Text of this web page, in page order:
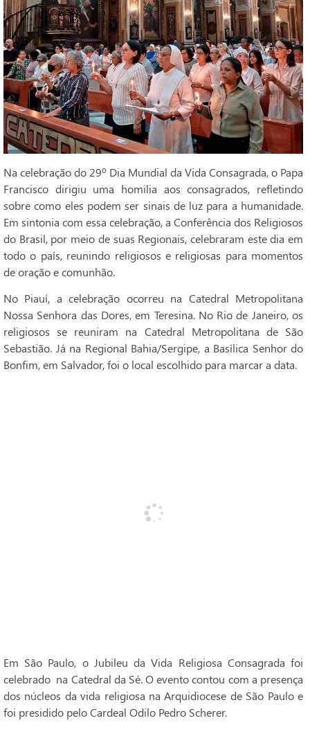
Na celebração do 29º Dia Mundial da Vida Consagrada, o Papa
Francisco dirigiu uma homilia aos consagrados, refletindo
sobre como eles podem ser sinais de luz para a humanidade.
Em sintonia com essa celebração, a Conferência dos Religiosos
do Brasil, por meio de suas Regionais, celebraram este dia em
todo o país, reunindo religiosos e religiosas para momentos
de oração e comunhão.
No Piauí, a celebração ocorreu na Catedral Metropolitana
Nossa Senhora das Dores, em Teresina. No Rio de Janeiro, os
religiosos se reuniram na Catedral Metropolitana de São
Sebastião. Já na Regional Bahia/Sergipe, a Basílica Senhor do
Bonfim, em Salvador, foi o local escolhido para marcar a data.
Em São Paulo, o Jubileu da Vida Religiosa Consagrada foi
celebrado na Catedral da Sé. O evento contou com a presença
dos núcleos da vida religiosa na Arquidiocese de São Paulo e
foi presidido pelo Cardeal Odilo Pedro Scherer.